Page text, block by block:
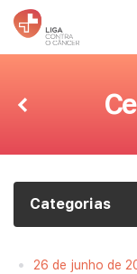
• 26 de junho de
Categorias